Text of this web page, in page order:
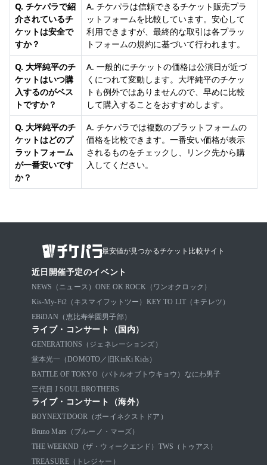
Q. チケパラで紹
介されているチ
ケットは安全で
すか？
A. チケパラは信頼できるチケット販売プラ
ットフォームを比較しています。安心して
利用できますが、最終的な取引は各プラッ
トフォームの規約に基づいて行われます。
Q. 大坪純平のチ
ケットはいつ購
入するのがベス
トですか？
A. 一般的にチケットの価格は公演日が近づ
くにつれて変動します。大坪純平のチケッ
トも例外ではありませんので、早めに比較
して購入することをおすすめします。
Q. 大坪純平のチ
ケットはどのプ
ラットフォーム
が一番安いです
か？
A. チケパラでは複数のプラットフォームの
価格を比較できます。一番安い価格が表示
されるものをチェックし、リンク先から購
入してください。
最安値が見つかるチケット比較サイト
近日開催予定のイベント
NEWS（ニュース） ONE OK ROCK（ワンオクロック）
Kis-My-Ft2（キスマイフットツー） KEY TO LIT（キテレツ）
EBiDAN（恵比寿学園男子部）
ライブ・コンサート（国内）
GENERATIONS（ジェネレーションズ）
堂本光一（DOMOTO／旧KinKi Kids）
BATTLE OF TOKYO（バトルオブトウキョウ）
なにわ男子
三代目 J SOUL BROTHERS
ライブ・コンサート（海外）
BOYNEXTDOOR（ボーイネクストドア）
Bruno Mars（ブルーノ・マーズ）
THE WEEKND（ザ・ウィークエンド） TWS（トゥアス）
TREASURE（トレジャー）